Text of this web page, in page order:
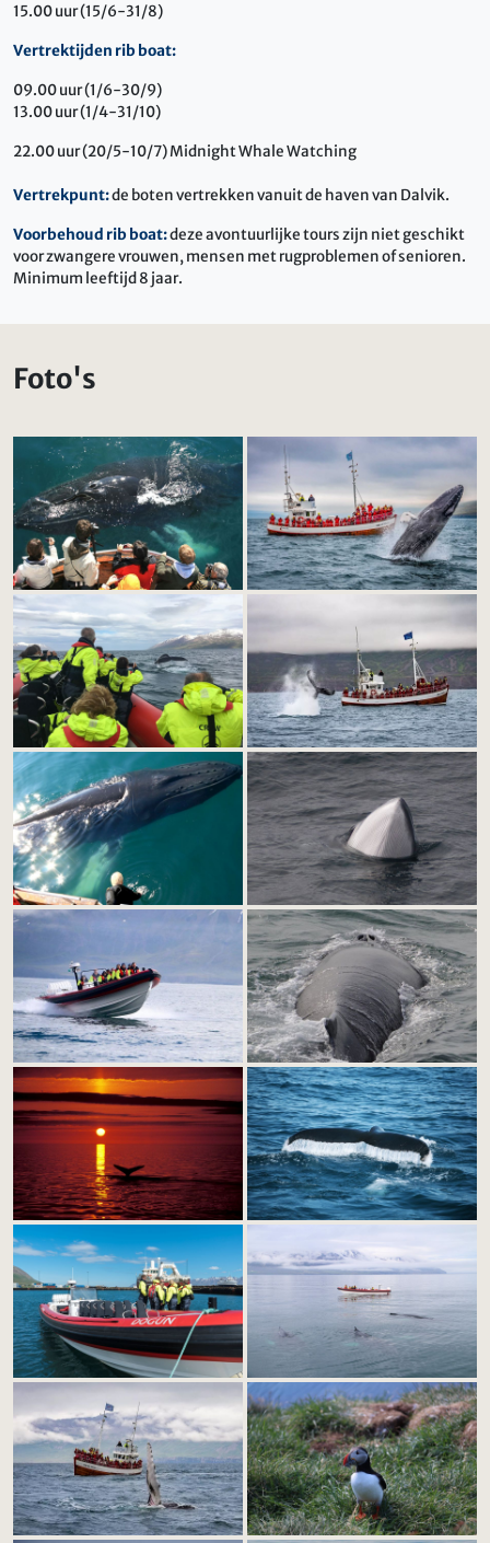
15.00 uur (15/6-31/8)
Vertrektijden rib boat:
09.00 uur (1/6-30/9)
13.00 uur (1/4-31/10)
22.00 uur (20/5-10/7) Midnight Whale Watching
Vertrekpunt:de boten vertrekken vanuit de haven van Dalvik.
Voorbehoud rib boat:deze avontuurlijke tours zijn niet geschikt
voor zwangere vrouwen, mensen met rugproblemen of senioren.
Minimum leeftijd 8 jaar.
Foto's